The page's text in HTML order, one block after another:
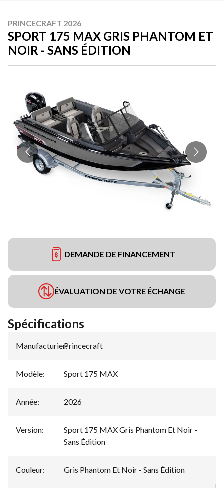
PRINCECRAFT 2026
SPORT 175 MAX GRIS PHANTOM ET
NOIR - SANS ÉDITION
DEMANDE DE FINANCEMENT
ÉVALUATION DE VOTRE ÉCHANGE
Spécifications
Manufacturier:
Princecraft
Modèle: Sport 175 MAX
Année: 2026
Version:
Sport 175 MAX Gris Phantom Et Noir -
Sans Édition
Couleur: Gris Phantom Et Noir - Sans Édition